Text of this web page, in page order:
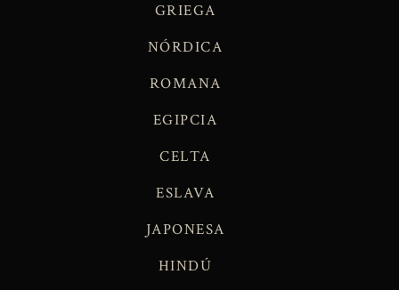
GRIEGA
NÓRDICA
ROMANA
EGIPCIA
CELTA
ESLAVA
JAPONESA
HINDÚ